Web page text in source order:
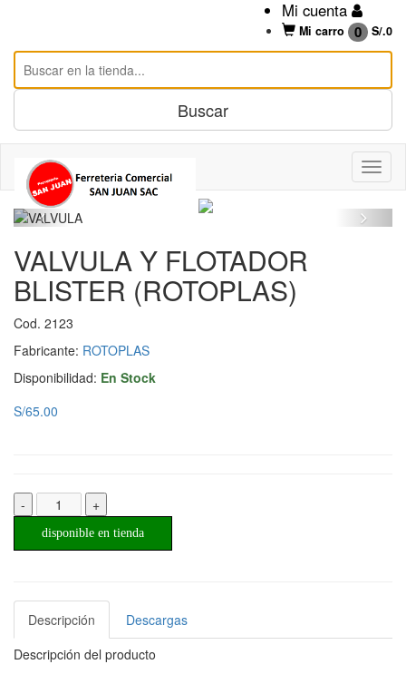
Mi cuenta
Mi carro 0 S/.0
VALVULA Y FLOTADOR
BLISTER (ROTOPLAS)
Cod. 2123
Fabricante: ROTOPLAS
Disponibilidad: En Stock
S/65.00
- +
disponible en tienda
Descripción
Descargas
Descripción del producto